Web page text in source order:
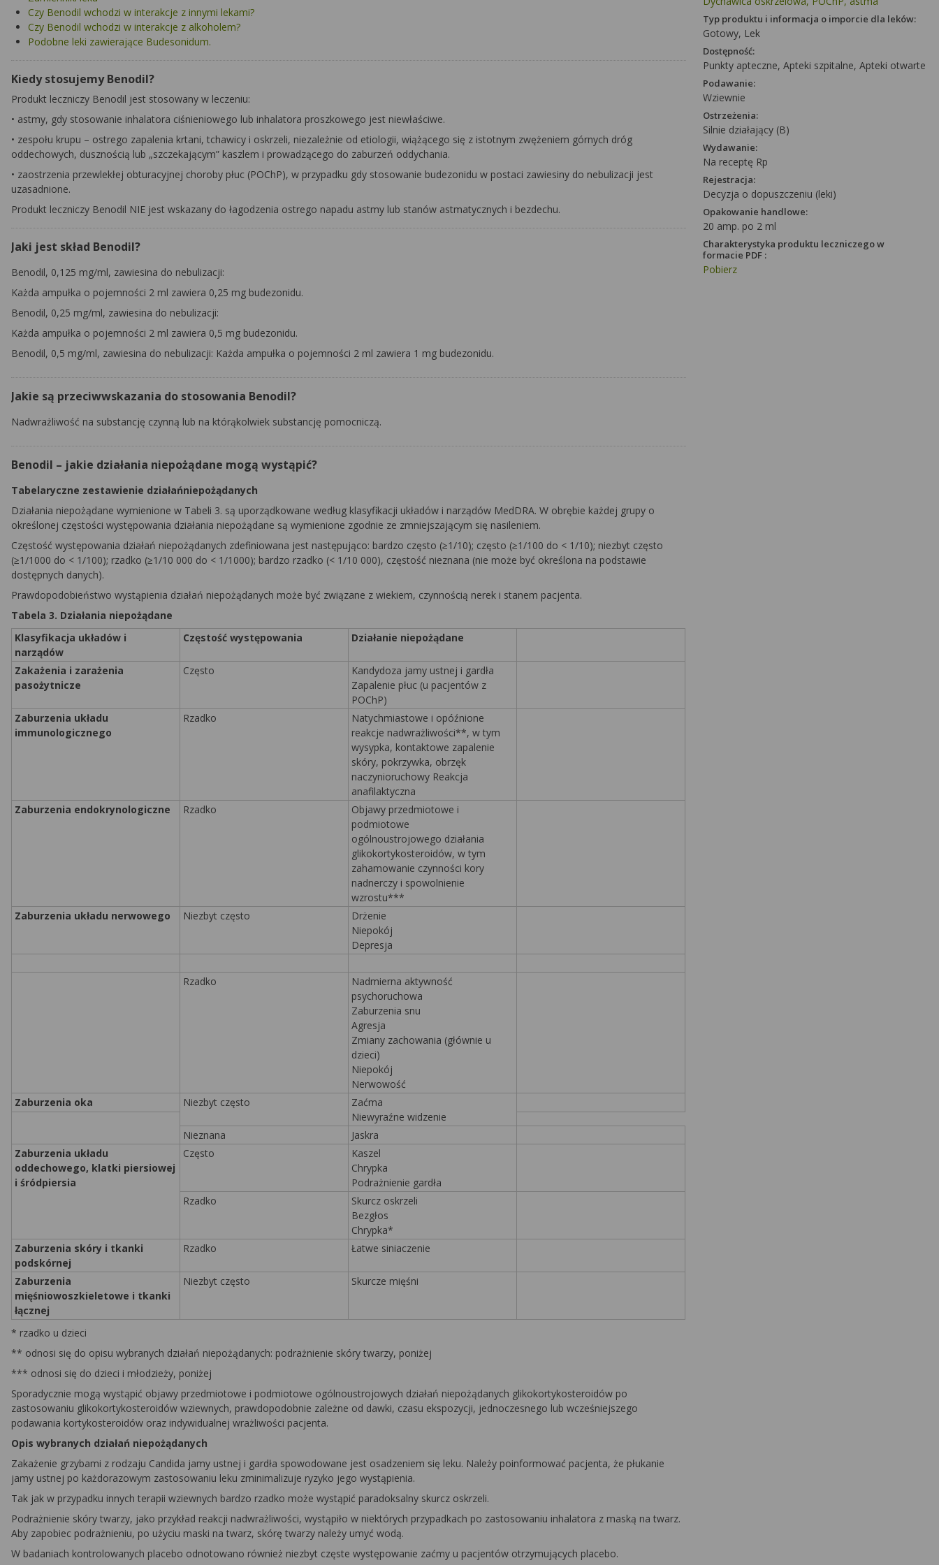
Czy Benodil wchodzi w interakcje z innymi lekami?
Czy Benodil wchodzi w interakcje z alkoholem?
Podobne leki zawierające Budesonidum.
Kiedy stosujemy Benodil?
Produkt leczniczy Benodil jest stosowany w leczeniu:
• astmy, gdy stosowanie inhalatora ciśnieniowego lub inhalatora proszkowego jest niewłaściwe.
• zespołu krupu – ostrego zapalenia krtani, tchawicy i oskrzeli, niezależnie od etiologii, wiążącego się z istotnym zwężeniem górnych dróg
oddechowych, dusznością lub „szczekającym” kaszlem i prowadzącego do zaburzeń oddychania.
• zaostrzenia przewlekłej obturacyjnej choroby płuc (POChP), w przypadku gdy stosowanie budezonidu w postaci zawiesiny do nebulizacji jest
uzasadnione.
Produkt leczniczy Benodil NIE jest wskazany do łagodzenia ostrego napadu astmy lub stanów astmatycznych i bezdechu.
Jaki jest skład Benodil?
Benodil, 0,125 mg/ml, zawiesina do nebulizacji:
Każda ampułka o pojemności 2 ml zawiera 0,25 mg budezonidu.
Benodil, 0,25 mg/ml, zawiesina do nebulizacji:
Każda ampułka o pojemności 2 ml zawiera 0,5 mg budezonidu.
Benodil, 0,5 mg/ml, zawiesina do nebulizacji: Każda ampułka o pojemności 2 ml zawiera 1 mg budezonidu.
Jakie są przeciwwskazania do stosowania Benodil?
Nadwrażliwość na substancję czynną lub na którąkolwiek substancję pomocniczą.
Benodil – jakie działania niepożądane mogą wystąpić?
Tabelaryczne zestawienie działańniepożądanych
Działania niepożądane wymienione w Tabeli 3. są uporządkowane według klasyfikacji układów i narządów MedDRA. W obrębie każdej grupy o
określonej częstości występowania działania niepożądane są wymienione zgodnie ze zmniejszającym się nasileniem.
Częstość występowania działań niepożądanych zdefiniowana jest następująco: bardzo często (≥1/10); często (≥1/100 do < 1/10); niezbyt często
(≥1/1000 do < 1/100); rzadko (≥1/10 000 do < 1/1000); bardzo rzadko (< 1/10 000), częstość nieznana (nie może być określona na podstawie
dostępnych danych).
Prawdopodobieństwo wystąpienia działań niepożądanych może być związane z wiekiem, czynnością nerek i stanem pacjenta.
Tabela 3. Działania niepożądane
Klasyfikacja układów i
narządów
Częstość występowania Działanie niepożądane
Zakażenia i zarażenia
pasożytnicze
Często
Kandydoza jamy ustnej i gardła
Zapalenie płuc (u pacjentów z
POChP)
Zaburzenia układu
immunologicznego
Rzadko
Natychmiastowe i opóźnione
reakcje nadwrażliwości**, w tym
wysypka, kontaktowe zapalenie
skóry, pokrzywka, obrzęk
naczynioruchowy Reakcja
anafilaktyczna
Zaburzenia endokrynologiczne Rzadko
Objawy przedmiotowe i
podmiotowe
ogólnoustrojowego działania
glikokortykosteroidów, w tym
zahamowanie czynności kory
nadnerczy i spowolnienie
wzrostu***
Zaburzenia układu nerwowego
Niezbyt często
Drżenie
Niepokój
Depresja
Rzadko
Nadmierna aktywność
psychoruchowa
Zaburzenia snu
Agresja
Zmiany zachowania (głównie u
dzieci)
Niepokój
Nerwowość
Zaburzenia oka
Niezbyt często
Zaćma
Niewyraźne widzenie
Nieznana
Jaskra
Zaburzenia układu
oddechowego, klatki piersiowej
i śródpiersia
Często
Kaszel
Chrypka
Podrażnienie gardła
Rzadko
Skurcz oskrzeli
Bezgłos
Chrypka*
Zaburzenia skóry i tkanki
podskórnej
Rzadko Łatwe siniaczenie
Zaburzenia
mięśniowoszkieletowe i tkanki
łącznej
Niezbyt często Skurcze mięśni
* rzadko u dzieci
** odnosi się do opisu wybranych działań niepożądanych: podrażnienie skóry twarzy, poniżej
*** odnosi się do dzieci i młodzieży, poniżej
Sporadycznie mogą wystąpić objawy przedmiotowe i podmiotowe ogólnoustrojowych działań niepożądanych glikokortykosteroidów po
zastosowaniu glikokortykosteroidów wziewnych, prawdopodobnie zależne od dawki, czasu ekspozycji, jednoczesnego lub wcześniejszego
podawania kortykosteroidów oraz indywidualnej wrażliwości pacjenta.
Opis wybranych działań niepożądanych
Zakażenie grzybami z rodzaju Candida jamy ustnej i gardła spowodowane jest osadzeniem się leku. Należy poinformować pacjenta, że płukanie
jamy ustnej po każdorazowym zastosowaniu leku zminimalizuje ryzyko jego wystąpienia.
Tak jak w przypadku innych terapii wziewnych bardzo rzadko może wystąpić paradoksalny skurcz oskrzeli.
Podrażnienie skóry twarzy, jako przykład reakcji nadwrażliwości, wystąpiło w niektórych przypadkach po zastosowaniu inhalatora z maską na twarz.
Aby zapobiec podrażnieniu, po użyciu maski na twarz, skórę twarzy należy umyć wodą.
W badaniach kontrolowanych placebo odnotowano również niezbyt częste występowanie zaćmy u pacjentów otrzymujących placebo.
Typ produktu i informacja o imporcie dla leków:
Gotowy, Lek
Dostępność:
Punkty apteczne, Apteki szpitalne, Apteki otwarte
Podawanie:
Wziewnie
Ostrzeżenia:
Silnie działający (B)
Wydawanie:
Na receptę Rp
Rejestracja:
Decyzja o dopuszczeniu (leki)
Opakowanie handlowe:
20 amp. po 2 ml
Charakterystyka produktu leczniczego w
formacie PDF :
Pobierz